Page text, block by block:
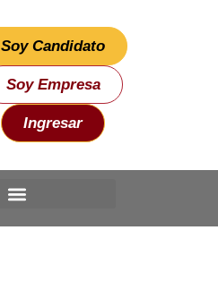
Soy Candidato
Soy Empresa
Ingresar